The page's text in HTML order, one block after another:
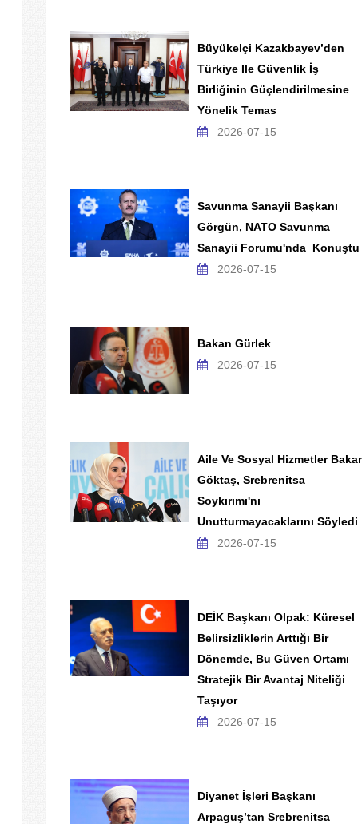
Büyükelçi Kazakbayev’den
Türkiye Ile Güvenlik İş
Birliğinin Güçlendirilmesine
Yönelik Temas
2026-07-15
Savunma Sanayii Başkanı
Görgün, NATO Savunma
Sanayii Forumu'nda Konuştu
2026-07-15
Bakan Gürlek
2026-07-15
Aile Ve Sosyal Hizmetler
Göktaş, Srebrenitsa
Soykırımı'nı
Unutturmayacaklarını Söyledi
2026-07-15
DEİK Başkanı Olpak: Küresel
Belirsizliklerin Arttığı Bir
Dönemde, Bu Güven Ortamı
Stratejik Bir Avantaj Niteliği
Taşıyor
2026-07-15
Diyanet İşleri Başkanı
Arpaguş’tan Srebrenitsa